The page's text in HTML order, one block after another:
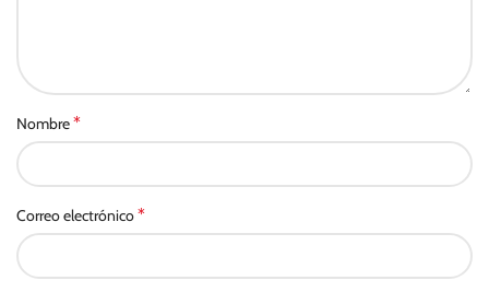
Nombre*
Correo electrónico*